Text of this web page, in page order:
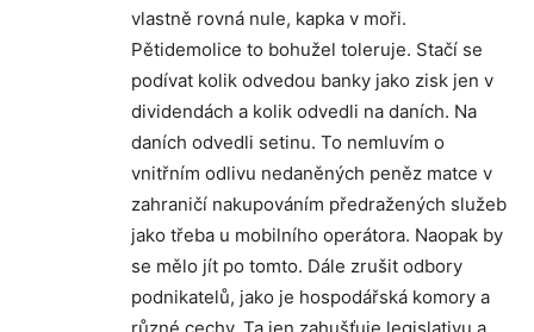
vlastně rovná nule, kapka v moři.
Pětidemolice to bohužel toleruje. Stačí se
podívat kolik odvedou banky jako zisk jen v
dividendách a kolik odvedli na daních. Na
daních odvedli setinu. To nemluvím o
vnitřním odlivu nedaněných peněz matce v
zahraničí nakupováním předražených služeb
jako třeba u mobilního operátora. Naopak by
se mělo jít po tomto. Dále zrušit odbory
podnikatelů, jako je hospodářská komory a